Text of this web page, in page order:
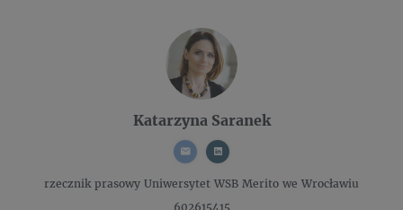
Katarzyna Saranek
rzecznik prasowy Uniwersytet WSB Merito we Wrocławiu
602615415